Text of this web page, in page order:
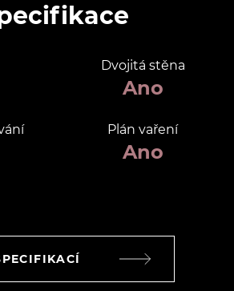
Dvojitá stěna
Ano
Plán vaření
Ano